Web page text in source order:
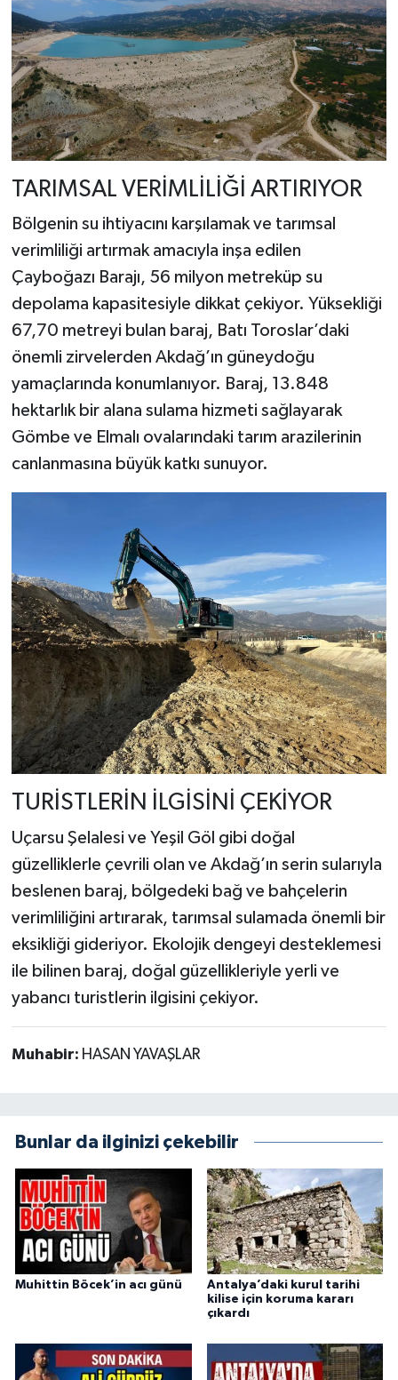
TARIMSAL VERİMLİLİĞİ ARTIRIYOR
Bölgenin su ihtiyacını karşılamak ve tarımsal
verimliliği artırmak amacıyla inşa edilen
Çayboğazı Barajı, 56 milyon metreküp su
depolama kapasitesiyle dikkat çekiyor. Yüksekliği
67,70 metreyi bulan baraj, Batı Toroslar’daki
önemli zirvelerden Akdağ’ın güneydoğu
yamaçlarında konumlanıyor. Baraj, 13.848
hektarlık bir alana sulama hizmeti sağlayarak
Gömbe ve Elmalı ovalarındaki tarım arazilerinin
canlanmasına büyük katkı sunuyor.
TURİSTLERİN İLGİSİNİ ÇEKİYOR
Uçarsu Şelalesi ve Yeşil Göl gibi doğal
güzelliklerle çevrili olan ve Akdağ’ın serin sularıyla
beslenen baraj, bölgedeki bağ ve bahçelerin
verimliliğini artırarak, tarımsal sulamada önemli bir
eksikliği gideriyor. Ekolojik dengeyi desteklemesi
ile bilinen baraj, doğal güzellikleriyle yerli ve
yabancı turistlerin ilgisini çekiyor.
Muhabir: HASAN YAVAŞLAR
Bunlar da ilginizi çekebilir
Muhittin Böcek’in acı günü
Antalya’daki kurul tarihi
kilise için koruma kararı
çıkardı